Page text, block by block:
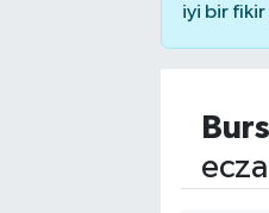
iyi bir fikir